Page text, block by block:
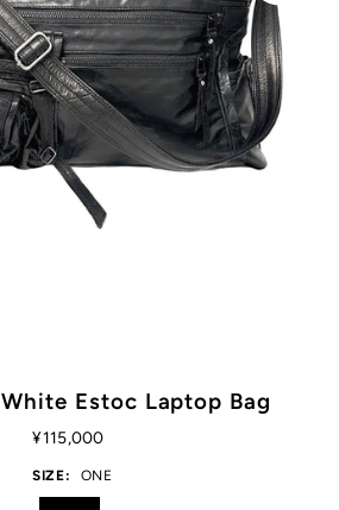
Estoc Laptop Bag
¥115,000
SIZE: ONE